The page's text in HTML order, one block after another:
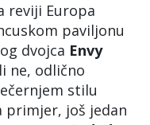
reviji Europa
paviljonu
dvojca Envy
ne, odlično
stilu
primjer, još jedan